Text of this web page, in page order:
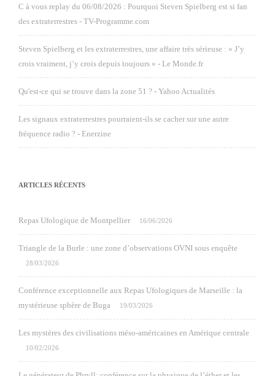
C à vous replay du 06/08/2026 : Pourquoi Steven Spielberg est si fan
des extraterrestres - TV-Programme.com
Steven Spielberg et les extraterrestres, une affaire très sérieuse : « J’y
crois vraiment, j’y crois depuis toujours » - Le Monde.fr
Qu'est-ce qui se trouve dans la zone 51 ? - Yahoo Actualités
Les signaux extraterrestres pourraient-ils se cacher sur une autre
fréquence radio ? - Enerzine
ARTICLES RÉCENTS
Repas Ufologique de Montpellier 16/06/2026
Triangle de la Burle : une zone d’observations OVNI sous enquête
28/03/2026
Conférence exceptionnelle aux Repas Ufologiques de Marseille : la
mystérieuse sphère de Buga
19/03/2026
Les mystères des civilisations méso-américaines en Amérique centrale
10/02/2026